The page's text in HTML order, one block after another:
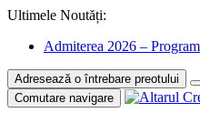
Ultimele Noutăți:
Admiterea 2026 –
Adresează o întrebare preotului
Comutare navigare